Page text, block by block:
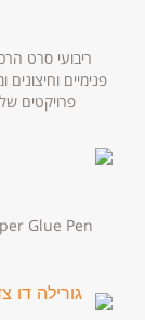
ריבועי סרט
פנימיים
פרויקטים